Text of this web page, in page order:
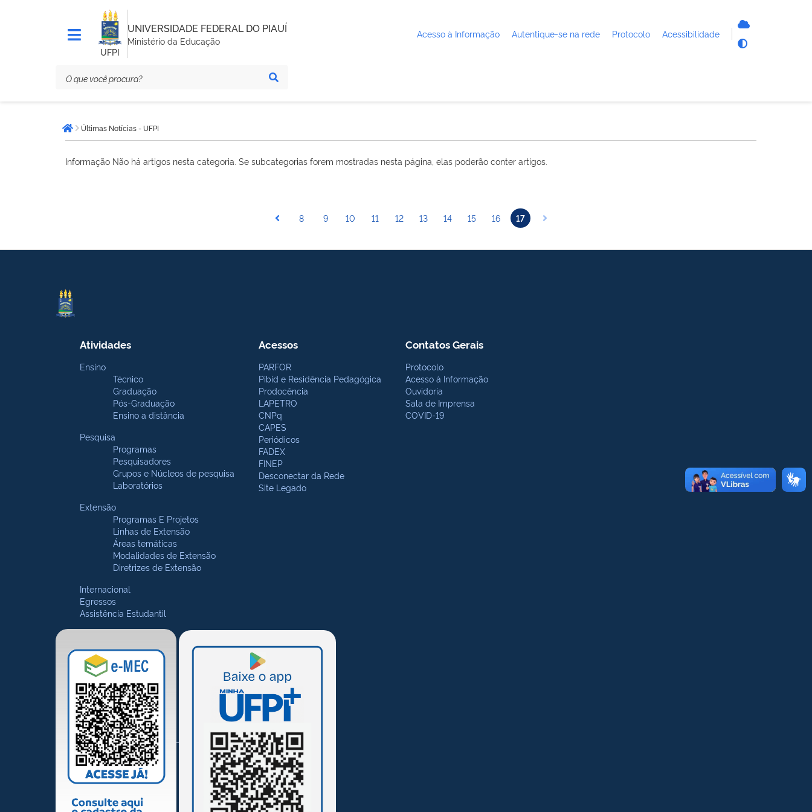
UFPI
UNIVERSIDADE FEDERAL DO PIAUÍ
Ministério da Educação
Acesso à Informação Autentique-se na rede Protocolo Acessibilidade
está
aqui:Página inicial
Últimas Notícias - UFPI
Informação Não há artigos nesta categoria. Se subcategorias forem mostradas nesta página, elas poderão conter artigos.
8 9 10 11 12 13 14 15 16 17
Atividades
Ensino
Técnico
Graduação
Pós-Graduação
Ensino a distância
Pesquisa
Programas
Pesquisadores
Grupos e Núcleos de pesquisa
Laboratórios
Extensão
Programas E Projetos
Linhas de Extensão
Áreas temáticas
Modalidades de Extensão
Diretrizes de Extensão
Internacional
Egressos
Assistência Estudantil
Acessos
PARFOR
Pibid e Residência Pedagógica
Prodocência
LAPETRO
CNPq
CAPES
Periódicos
FADEX
FINEP
Desconectar da Rede
Site Legado
Contatos Gerais
Protocolo
Acesso à Informação
Ouvidoria
Sala de Imprensa
COVID-19